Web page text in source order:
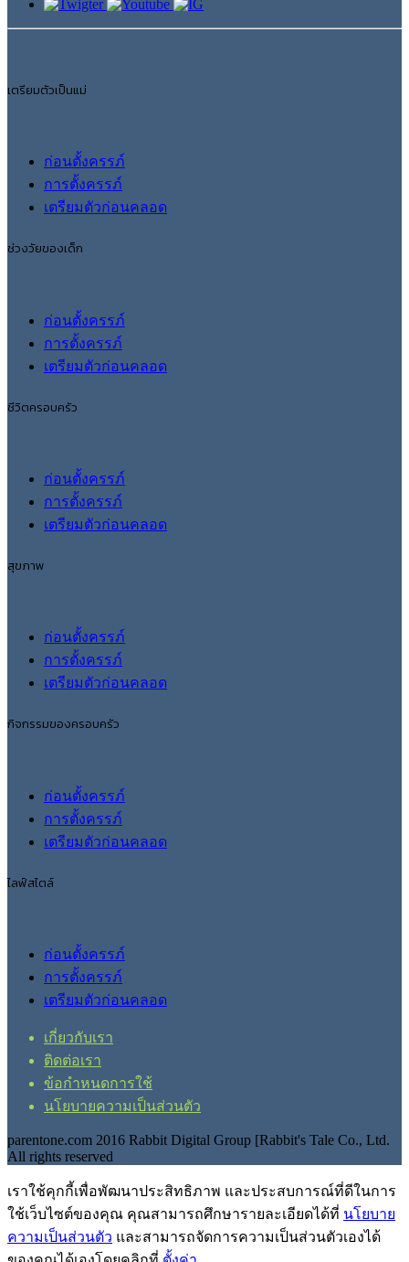
เตรียมตัวเป็นแม่
ก่อนตั้งครรภ์
การตั้งครรภ์
เตรียมตัวก่อนคลอด
ช่วงวัยของเด็ก
ก่อนตั้งครรภ์
การตั้งครรภ์
เตรียมตัวก่อนคลอด
ชีวิตครอบครัว
ก่อนตั้งครรภ์
การตั้งครรภ์
เตรียมตัวก่อนคลอด
สุขภาพ
ก่อนตั้งครรภ์
การตั้งครรภ์
เตรียมตัวก่อนคลอด
กิจกรรมของครอบครัว
ก่อนตั้งครรภ์
การตั้งครรภ์
เตรียมตัวก่อนคลอด
ไลฟ์สไตล์
ก่อนตั้งครรภ์
การตั้งครรภ์
เตรียมตัวก่อนคลอด
เกี่ยวกับเรา
ติดต่อเรา
ข้อกำหนดการใช้
นโยบายความเป็นส่วนตัว
parentone.com 2016 Rabbit Digital Group [Rabbit's Tale Co., Ltd.
All rights reserved
เราใช้คุกกี้เพื่อพัฒนาประสิทธิภาพ และประสบการณ์ที่ดีในการ
ใช้เว็บไซต์ของคุณ คุณสามารถศึกษารายละเอียดได้ที่ นโยบาย
ความเป็นส่วนตัว และสามารถจัดการความเป็นส่วนตัวเองได้